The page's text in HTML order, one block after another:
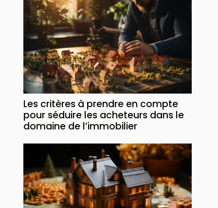
Les critères à prendre en compte
pour séduire les acheteurs dans le
domaine de l’immobilier